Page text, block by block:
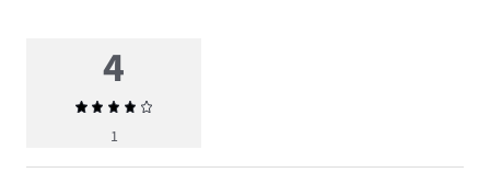
4
Gemiddelde
beoordeling
1